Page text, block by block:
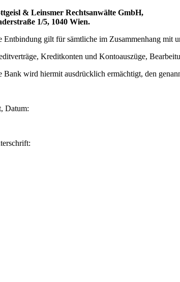
& Leinsmer Rechtsanwälte GmbH,
1/5, 1040 Wien.
Entbindung gilt für sämtliche im Zusammenhang mit
Kreditkonten und Kontoauszüge,
Bank wird hiermit ausdrücklich ermächtigt, den
Datum: